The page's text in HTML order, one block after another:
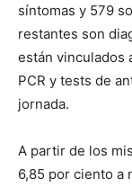
síntomas y 579
restantes son
están vinculados
PCR y tests de
jornada.
A partir de los
6,85 por ciento a